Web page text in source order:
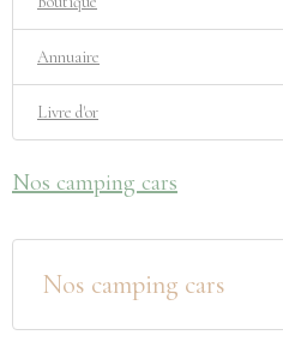
Annuaire
Livre d'or
Nos camping cars
Nos camping cars